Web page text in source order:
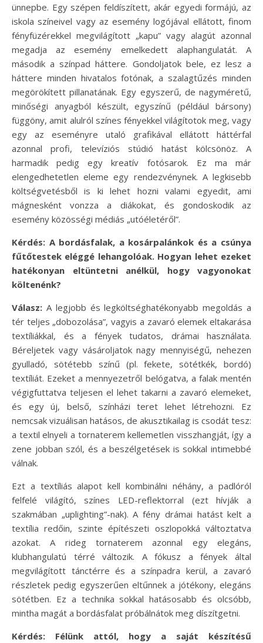
ünnepbe. Egy szépen feldíszített, akár egyedi formájú, az
iskola színeivel vagy az esemény logójával ellátott, finom
fényfüzérekkel megvilágított „kapu” vagy alagút azonnal
megadja az esemény emelkedett alaphangulatát. A
második a színpad háttere. Gondoljatok bele, ez lesz a
háttere minden hivatalos fotónak, a szalagtűzés minden
megörökített pillanatának. Egy egyszerű, de nagyméretű,
minőségi anyagból készült, egyszínű (például bársony)
függöny, amit alulról színes fényekkel világítotok meg, vagy
egy az eseményre utaló grafikával ellátott háttérfal
azonnal profi, televíziós stúdió hatást kölcsönöz. A
harmadik pedig egy kreatív fotósarok. Ez ma már
elengedhetetlen eleme egy rendezvénynek. A legkisebb
költségvetésből is ki lehet hozni valami egyedit, ami
mágnesként vonzza a diákokat, és gondoskodik az
esemény közösségi médiás „utóéletéről”.
Kérdés: A bordásfalak, a kosárpalánkok és a csúnya
fűtőtestek eléggé lehangolóak. Hogyan lehet ezeket
hatékonyan eltüntetni anélkül, hogy vagyonokat
költenénk?
Válasz: A legjobb és legköltséghatékonyabb megoldás a
tér teljes „dobozolása”, vagyis a zavaró elemek eltakarása
textíliákkal, és a fények tudatos, drámai használata.
Béreljetek vagy vásároljatok nagy mennyiségű, nehezen
gyulladó, sötétebb színű (pl. fekete, sötétkék, bordó)
textíliát. Ezeket a mennyezetről belógatva, a falak mentén
végigfuttatva teljesen el lehet takarni a zavaró elemeket,
és egy új, belső, színházi teret lehet létrehozni. Ez
nemcsak vizuálisan hatásos, de akusztikailag is csodát tesz:
a textil elnyeli a tornaterem kellemetlen visszhangját, így a
zene jobban szól, és a beszélgetések is sokkal intimebbé
válnak.
Ezt a textíliás alapot kell kombinálni néhány, a padlóról
felfelé világító, színes LED-reflektorral (ezt hívják a
szakmában „uplighting”-nak). A fény drámai hatást kelt a
textília redőin, szinte építészeti oszlopokká változtatva
azokat. A rideg tornaterem azonnal egy elegáns,
klubhangulatú térré változik. A fókusz a fények által
megvilágított tánctérre és a színpadra kerül, a zavaró
részletek pedig egyszerűen eltűnnek a jótékony, elegáns
sötétben. Ez a technika sokkal hatásosabb és olcsóbb,
mintha magát a bordásfalat próbálnátok meg díszítgetni.
Kérdés: Félünk attól, hogy a saját készítésű